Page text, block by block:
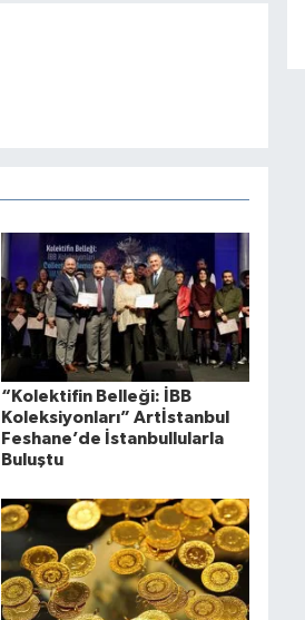
“Kolektifin Belleği: İBB
Koleksiyonları” Artİstanbul
Feshane’de İstanbullularla
Buluştu